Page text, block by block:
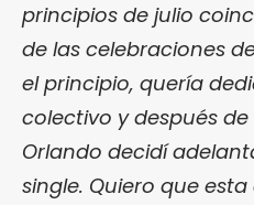
principios de julio
de las celebraciones
el principio, quería
colectivo y después
Orlando decidí
single. Quiero que